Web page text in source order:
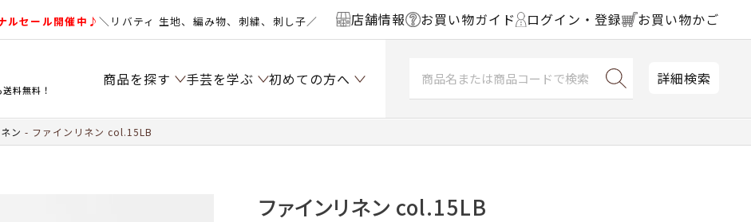
ルセール開催中♪＼リバティ 生地、編み物、刺繍、刺し子／ 店舗情報 お買い物ガイド ログイン・登録 お買い物かご
料無料！
商品を探す 手芸を学ぶ 初めての方へ 詳細検索
ン ファインリネン col.15LB
ファインリネン col.15LB